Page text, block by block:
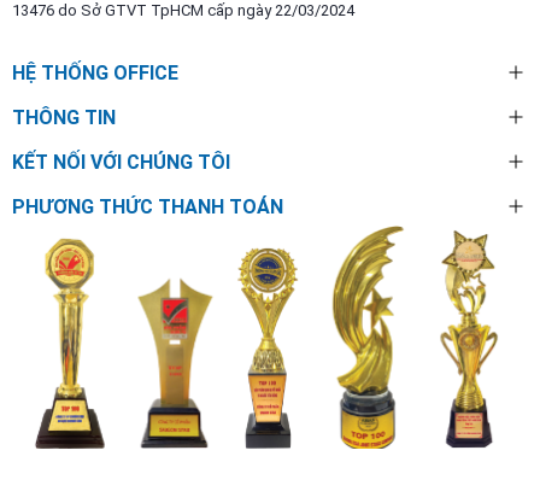
13476 do Sở GTVT TpHCM cấp ngày 22/03/2024
HỆ THỐNG OFFICE
THÔNG TIN
KẾT NỐI VỚI CHÚNG TÔI
PHƯƠNG THỨC THANH TOÁN